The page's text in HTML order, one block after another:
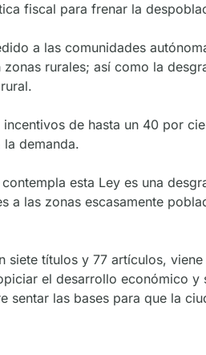
fiscal para frenar la
a las comunidades
rurales; así como la
de hasta un 40 por
demanda.
esta Ley es una
a las zonas escasamente
siete títulos y 77 artículos,
el desarrollo económico
sentar las bases para que la